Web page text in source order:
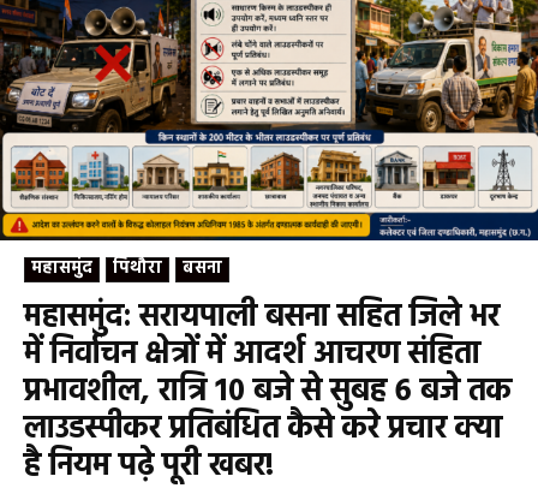
महासमुंद पिथौरा बसना
महासमुंद: सरायपाली बसना सहित जिले भर
में निर्वाचन क्षेत्रों में आदर्श आचरण संहिता
प्रभावशील, रात्रि 10 बजे से सुबह 6 बजे तक
लाउडस्पीकर प्रतिबंधित कैसे करे प्रचार क्या
है नियम पढ़े पूरी खबर!